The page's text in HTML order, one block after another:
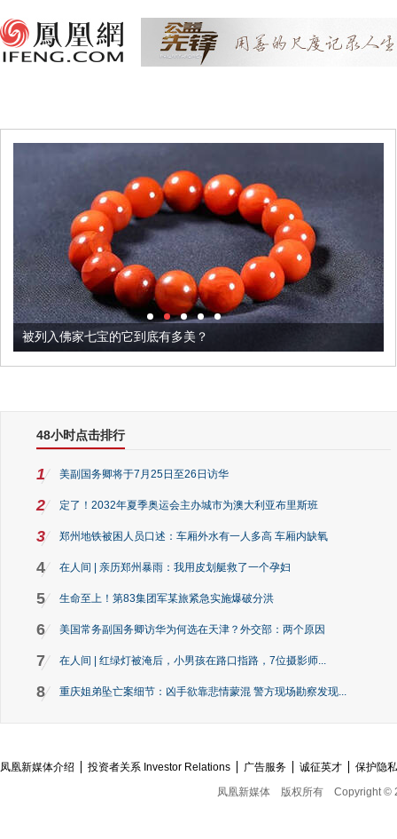
被列入佛家七宝的它到底有多美？
48小时点击排行
1 美副国务卿将于7月25日至26日访华
2 定了！2032年夏季奥运会主办城市为澳大利亚布里斯班
3 郑州地铁被困人员口述：车厢外水有一人多高 车厢内缺氧
4 在人间 | 亲历郑州暴雨：我用皮划艇救了一个孕妇
5 生命至上！第83集团军某旅紧急实施爆破分洪
6 美国常务副国务卿访华为何选在天津？外交部：两个原因
7 在人间 | 红绿灯被淹后，小男孩在路口指路，7位摄影师...
8 重庆姐弟坠亡案细节：凶手欲靠悲情蒙混 警方现场勘察发现...
凤凰新媒体介绍 投资者关系 Investor Relations 广告服务 诚征英才
保护隐
凤凰新媒体
版权所有 Copyright ©